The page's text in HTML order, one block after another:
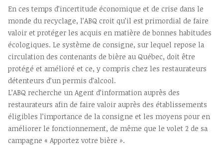
En ces temps d’incertitude économique et de crise dans le
monde du recyclage, l’ABQ croit qu’il est primordial de faire
valoir et protéger les acquis en matière de bonnes habitudes
écologiques. Le système de consigne, sur lequel repose la
circulation des contenants de bière au Québec, doit être
protégé et amélioré et ce, y compris chez les restaurateurs
détenteurs d’un permis d’alcool.
L’ABQ recherche un Agent d’information auprès des
restaurateurs afin de faire valoir auprès des établissements
éligibles l’importance de la consigne et les moyens pour en
améliorer le fonctionnement, de même que le volet 2 de sa
campagne « Apportez votre bière ».